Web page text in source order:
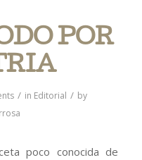
POR
/ in Editorial / by
poco conocida de